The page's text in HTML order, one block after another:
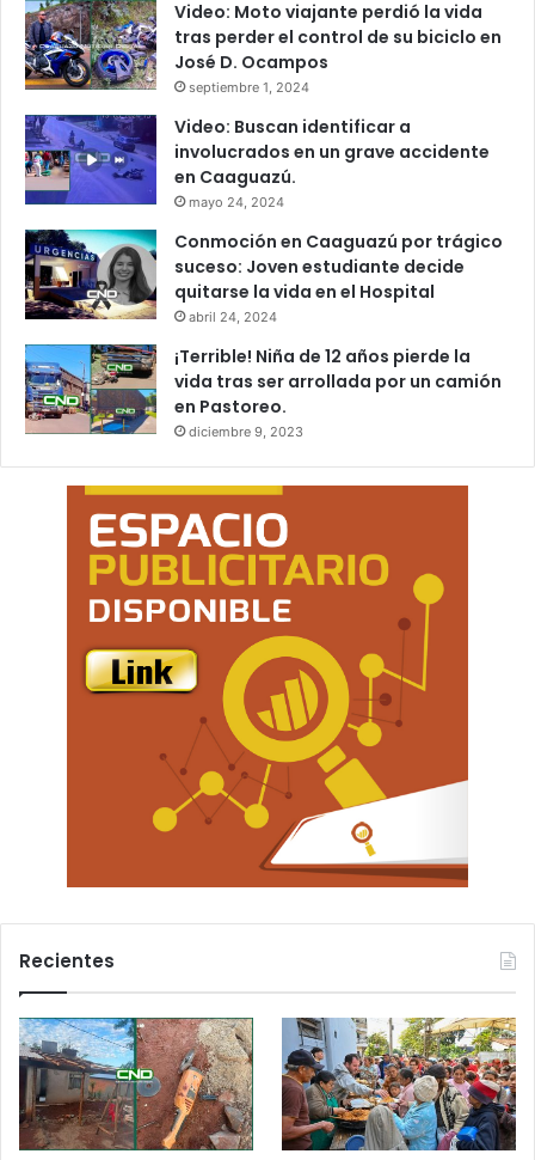
Video: Moto viajante perdió la vida
tras perder el control de su biciclo en
José D. Ocampos
septiembre 1, 2024
Video: Buscan identificar a
involucrados en un grave accidente
en Caaguazú.
mayo 24, 2024
Conmoción en Caaguazú por trágico
suceso: Joven estudiante decide
quitarse la vida en el Hospital
abril 24, 2024
¡Terrible! Niña de 12 años pierde la
vida tras ser arrollada por un camión
en Pastoreo.
diciembre 9, 2023
Recientes